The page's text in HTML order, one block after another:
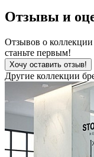
Отзывы и
Отзывов о коллекции
станьте первым!
Хочу оставить отзыв!
Другие коллекции